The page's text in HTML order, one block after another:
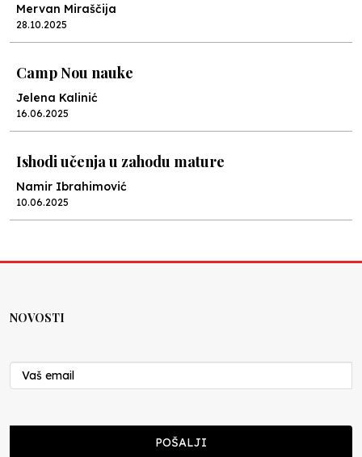
Mervan Miraščija
28.10.2025
Camp Nou nauke
Jelena Kalinić
16.06.2025
Ishodi učenja u zahodu mature
Namir Ibrahimović
10.06.2025
Nenad Veličković
29.10.2024
Cuke i djeca
NOVOSTI
POŠALJI